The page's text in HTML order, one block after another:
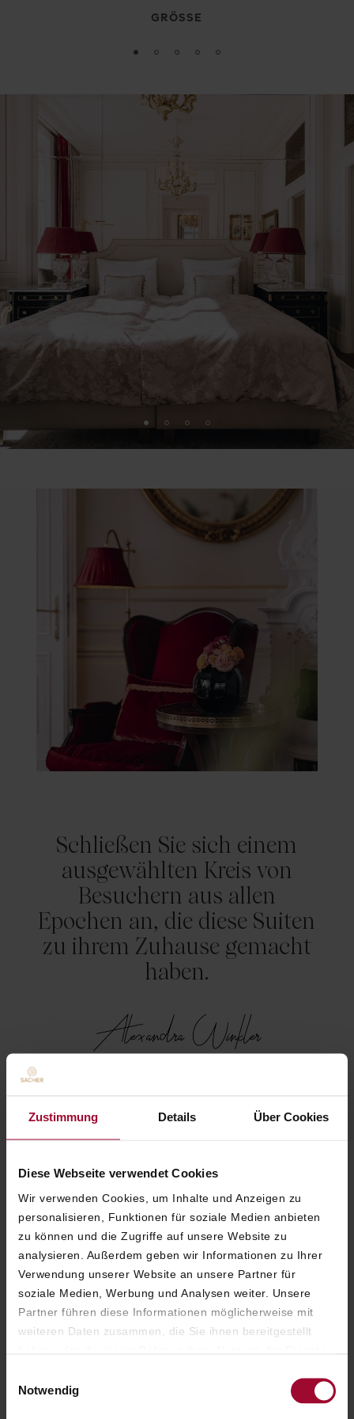
Zustimmung Details Über Cookies
Diese Webseite verwendet Cookies
Wir verwenden Cookies, um Inhalte und Anzeigen zu
personalisieren, Funktionen für soziale Medien anbieten
zu können und die Zugriffe auf unsere Website zu
analysieren. Außerdem geben wir Informationen zu Ihrer
Verwendung unserer Website an unsere Partner für
soziale Medien, Werbung und Analysen weiter. Unsere
Partner führen diese Informationen möglicherweise mit
weiteren Daten zusammen, die Sie ihnen bereitgestellt
unsererDatenschutzerklärung
Notwendig
GRÖSSE
Schließen Sie sich einem
ausgewählten Kreis von
Besuchern aus allen
Epochen an, die diese Suiten
zu ihrem Zuhause gemacht
haben.
KULISSE
Luxuriös gestaltete Wohn- und
Schlafbereiche mit Möbelstücken aus
hochwertigen, edelsten Materialien
vermitteln ein außerordentliches
Wohngefühl in prunkvollem Ambiente.
Das einzigartige Flair des historischen
machen den Aufenthalt im Hotel Sacher für